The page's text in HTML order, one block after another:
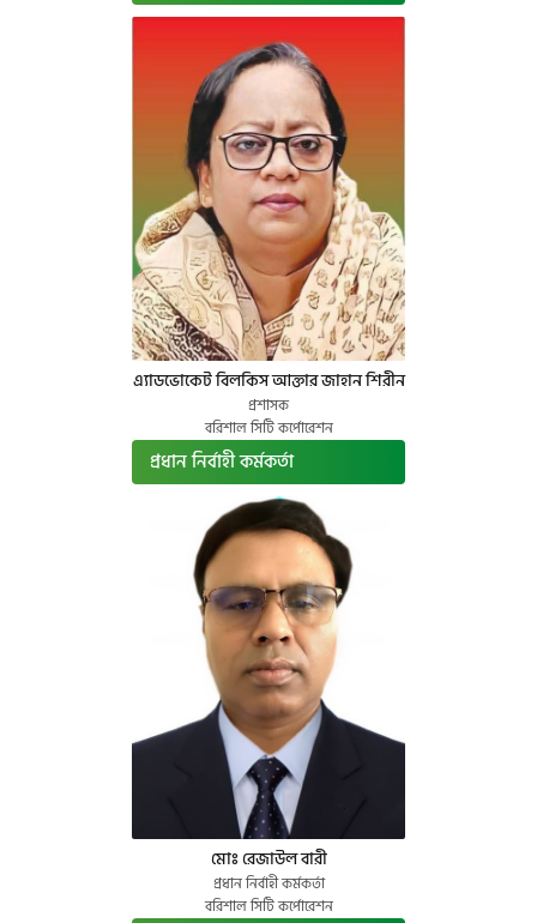
এ্যাডভোকেট বিলকিস আক্তার জাহান শিরীন
প্রশাসক
বরিশাল সিটি কর্পোরেশন
প্রধান নির্বাহী কর্মকর্তা
মোঃ রেজাউল বারী
প্রধান নির্বাহী কর্মকর্তা
বরিশাল সিটি কর্পোরেশন